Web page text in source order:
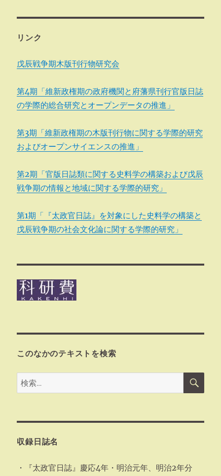
リンク
戊辰戦争期木版刊行物研究会
第4期「維新政権期の政府機関と府藩県刊行官版日誌
の学際的総合研究とオープンデータの推進」
第3期「維新政権期の木版刊行物に関する学際的研究
およびオープンサイエンスの推進」
第2期「官版日誌類に関する史料学の構築および戊辰
戦争期の情報と地域に関する学際的研究」
第1期「『太政官日誌』を対象にした史料学の構築と
戊辰戦争期の社会文化論に関する学際的研究」
このなかのテキストを検索
検
索:
検
収録日誌名
・『太政官日誌』慶応4年・明治元年、明治2年分